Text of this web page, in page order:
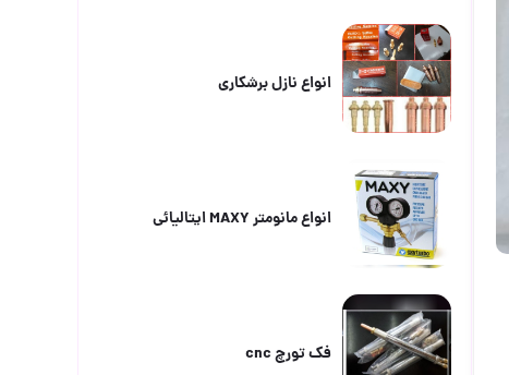
انواع نازل برشکاری
انواع مانومتر MAXY ایتالیائی
فک تورچ cnc